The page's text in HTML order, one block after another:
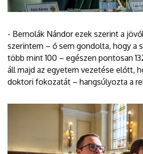
- Bernolák Nándor ezek szerint a
szerintem – ő sem gondolta, hogy a
több mint 100 – egészen pontosan
áll majd az egyetem vezetése előtt,
doktori fokozatát – hangsúlyozta a